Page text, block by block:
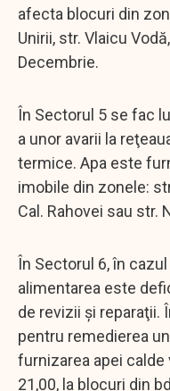
afecta blocuri din
Unirii, str. Vlaicu
Decembrie.
În Sectorul 5 se fac
a unor avarii la
termice. Apa este
imobile din zonele:
Cal. Rahovei sau str.
În Sectorul 6, în
alimentarea este
de revizii şi reparaţii.
pentru remedierea
furnizarea apei calde
21,00, la blocuri din